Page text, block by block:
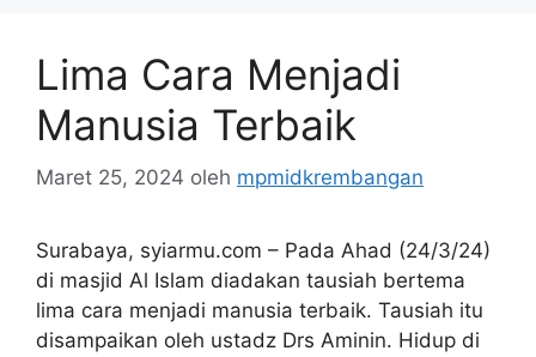
Lima Cara Menjadi
Manusia Terbaik
Maret 25, 2024 oleh mpmidkrembangan
Surabaya, syiarmu.com – Pada Ahad (24/3/24)
di masjid Al Islam diadakan tausiah bertema
lima cara menjadi manusia terbaik. Tausiah itu
disampaikan oleh ustadz Drs Aminin. Hidup di